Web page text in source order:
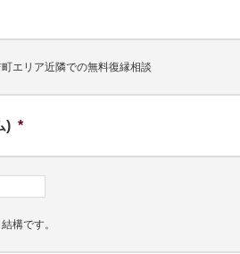
エリア近隣での無料復縁相談
) *
構です。